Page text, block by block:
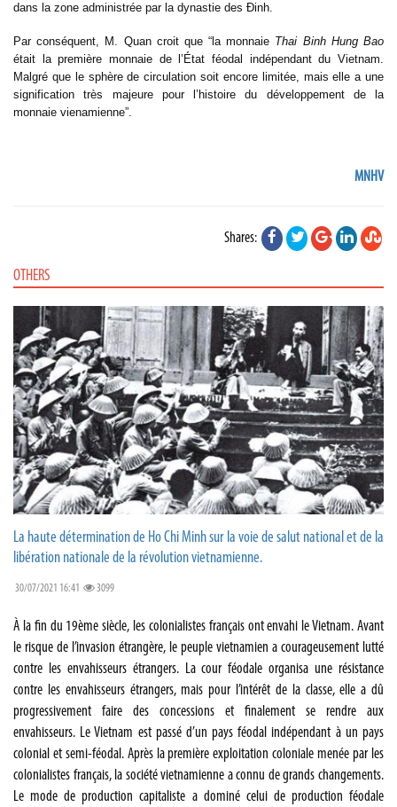
dans la zone administrée par la dynastie des Đinh.
Par conséquent, M. Quan croit que “la monnaie Thai Binh Hung Bao
était la première monnaie de l’État féodal indépendant du Vietnam.
Malgré que le sphère de circulation soit encore limitée, mais elle a une
signification très majeure pour l’histoire du développement de la
monnaie vienamienne”.
MNHV
Shares:
OTHERS
La haute détermination de Ho Chi Minh sur la voie de salut national et de la
libération nationale de la révolution vietnamienne.
30/07/2021 16:41 3099
À la fin du 19ème siècle, les colonialistes français ont envahi le Vietnam. Avant
le risque de l’invasion étrangère, le peuple vietnamien a courageusement lutté
contre les envahisseurs étrangers. La cour féodale organisa une résistance
contre les envahisseurs étrangers, mais pour l’intérêt de la classe, elle a dû
progressivement faire des concessions et finalement se rendre aux
envahisseurs. Le Vietnam est passé d’un pays féodal indépendant à un pays
colonial et semi-féodal. Après la première exploitation coloniale menée par les
colonialistes français, la société vietnamienne a connu de grands changements.
Le mode de production capitaliste a dominé celui de production féodale